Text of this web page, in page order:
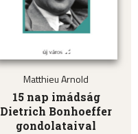
Matthieu Arnold
15 nap imádság
Dietrich Bonhoeffer
gondolataival